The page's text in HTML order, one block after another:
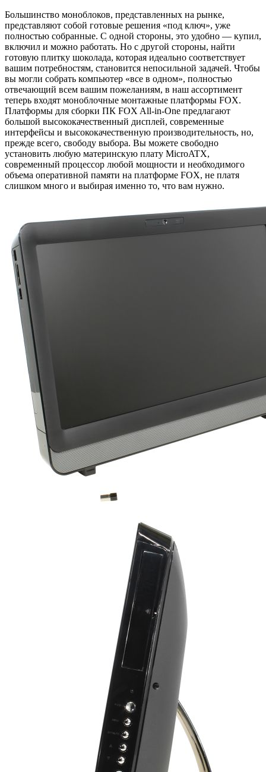
Большинство моноблоков, представленных на рынке,
представляют собой готовые решения «под ключ», уже
полностью собранные. С одной стороны, это удобно — купил,
включил и можно работать. Но с другой стороны, найти
готовую плитку шоколада, которая идеально соответствует
вашим потребностям, становится непосильной задачей. Чтобы
вы могли собрать компьютер «все в одном», полностью
отвечающий всем вашим пожеланиям, в наш ассортимент
теперь входят моноблочные монтажные платформы FOX.
Платформы для сборки ПК FOX All-in-One предлагают
большой высококачественный дисплей, современные
интерфейсы и высококачественную производительность, но,
прежде всего, свободу выбора. Вы можете свободно
установить любую материнскую плату MicroATX,
современный процессор любой мощности и необходимого
объема оперативной памяти на платформе FOX, не платя
слишком много и выбирая именно то, что вам нужно.